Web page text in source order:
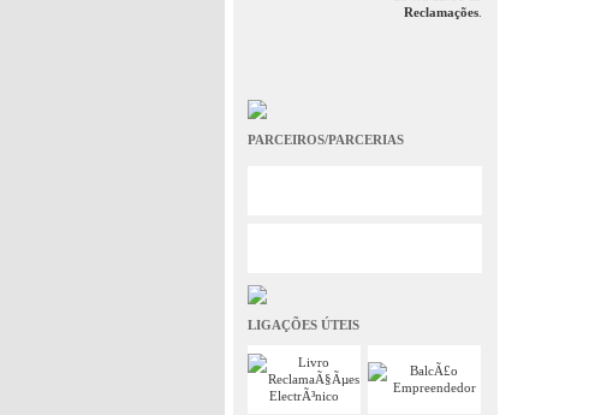
Reclamações
PARCEIROS/PARCERIAS
LIGAÇÕES ÚTEIS